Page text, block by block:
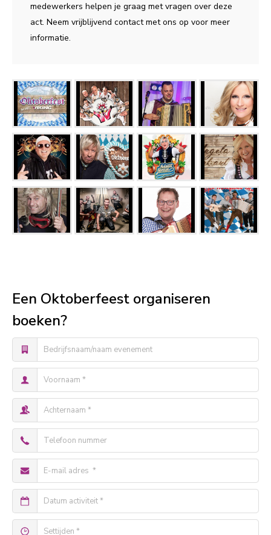
medewerkers helpen je graag met vragen over deze
act. Neem vrijblijvend contact met ons op voor meer
informatie.
Een Oktoberfeest organiseren
boeken?